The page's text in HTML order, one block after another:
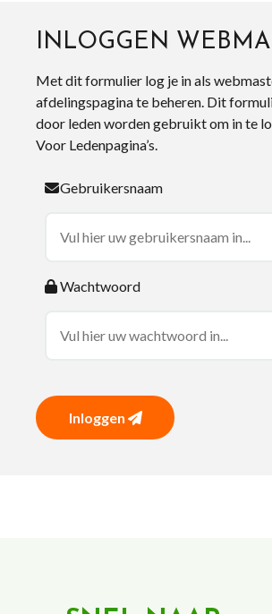
INLOGGEN
Met dit formulier log je in als
afdelingspagina te beheren. Dit
door leden worden gebruikt om in te
Voor Ledenpagina’s.
Gebruikersnaam
Wachtwoord
Inloggen